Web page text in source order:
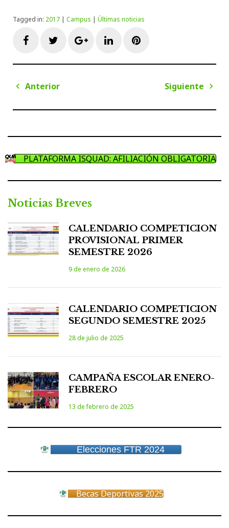
Tagged in: 2017 | Campus | Últimas noticias
FacebookTwitterGoogle+LinkedInPinterest
Navegación
entradas
Anterior
Siguiente
PLATAFORMA ISQUAD: AFILIACIÓN OBLIGATORIA
Noticias Breves
CALENDARIO COMPETICION
PROVISIONAL PRIMER
SEMESTRE 2026
9 de enero de 2026
CALENDARIO COMPETICION
SEGUNDO SEMESTRE 2025
28 de julio de 2025
CAMPAÑA ESCOLAR ENERO-
FEBRERO
13 de febrero de 2025
Elecciones FTR 2024
Becas Deportivas 2025